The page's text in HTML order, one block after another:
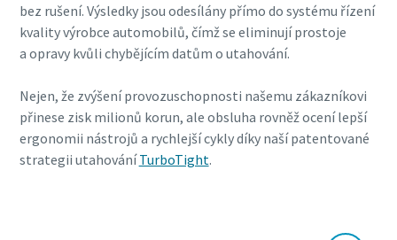
Momentum Talks
Objevte inspirativní a poutavé rozhovory s odborníky
Podívat se
bez rušení. Výsledky jsou odesílány přímo do systému řízení
kvality výrobce automobilů, čímž se eliminují prostoje
a opravy kvůli chybějícím datům o utahování.
Nejen, že zvýšení provozuschopnosti našemu zákazníkovi
přinese zisk milionů korun, ale obsluha rovněž ocení lepší
ergonomii nástrojů a rychlejší cykly díky naší patentované
strategii utahováníTurboTight.